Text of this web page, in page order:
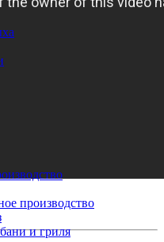
производство
и гриля